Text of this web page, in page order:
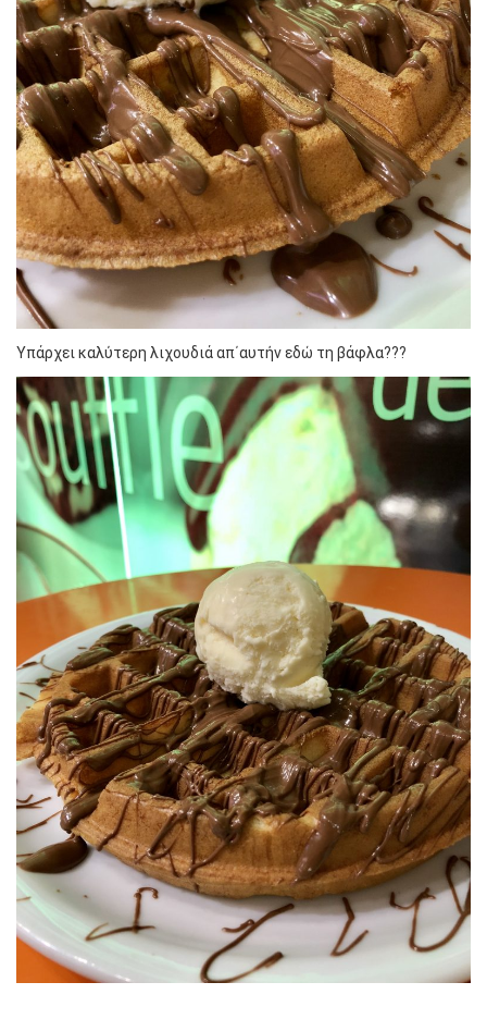
Υπάρχει καλύτερη λιχουδιά απ΄αυτήν εδώ τη βάφλα???